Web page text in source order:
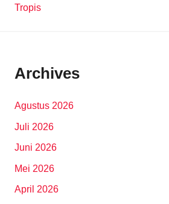
Tropis
Archives
Agustus 2026
Juli 2026
Juni 2026
Mei 2026
April 2026